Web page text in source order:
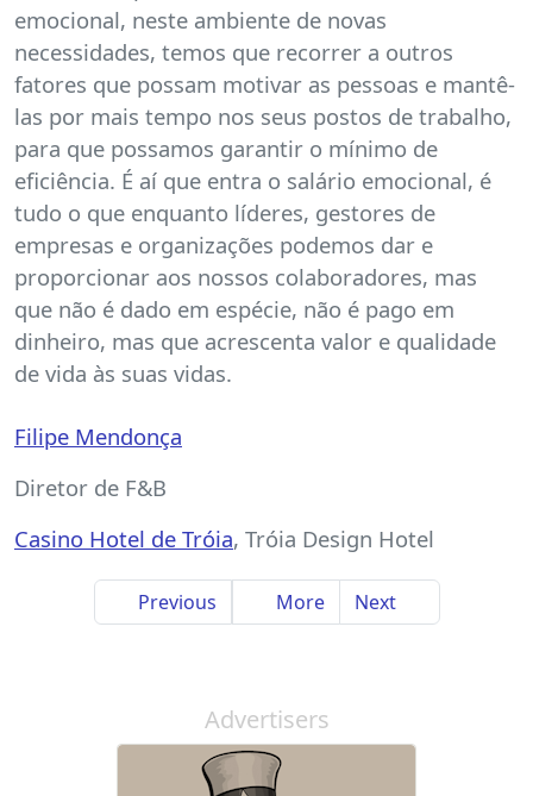
emocional, neste ambiente de novas
necessidades, temos que recorrer a outros
fatores que possam motivar as pessoas e mantê-
las por mais tempo nos seus postos de trabalho,
para que possamos garantir o mínimo de
eficiência. É aí que entra o salário emocional, é
tudo o que enquanto líderes, gestores de
empresas e organizações podemos dar e
proporcionar aos nossos colaboradores, mas
que não é dado em espécie, não é pago em
dinheiro, mas que acrescenta valor e qualidade
de vida às suas vidas.
Filipe Mendonça
Diretor de F&B
Casino Hotel de Tróia, Tróia Design Hotel
Previous More Next
Advertisers